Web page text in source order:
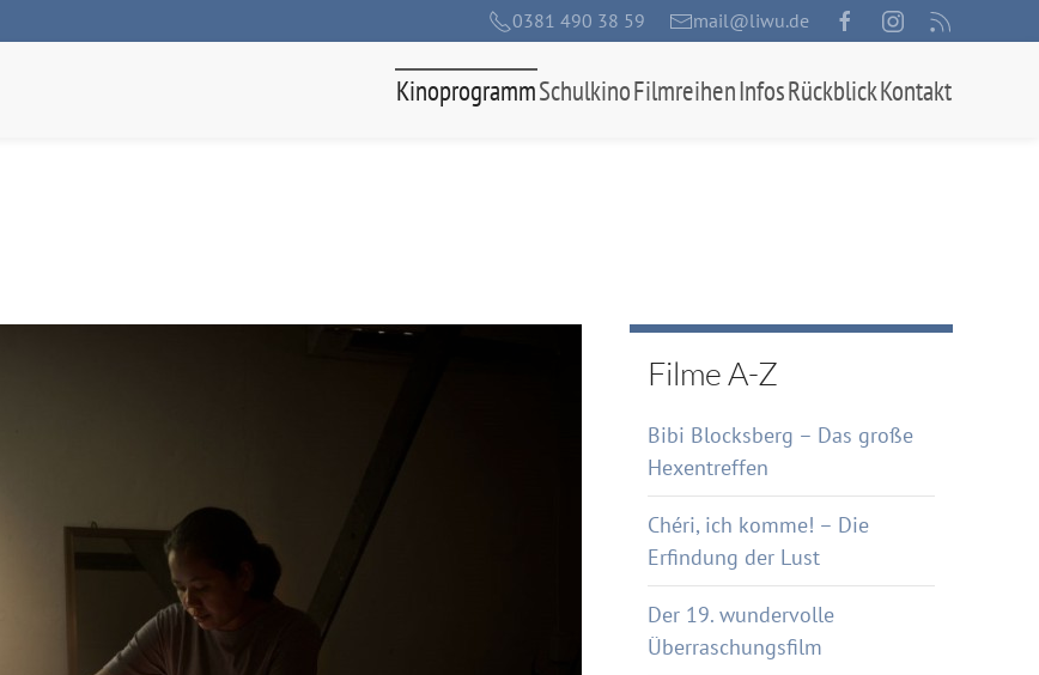
0381 490 38 59 mail@liwu.de
KinoprogrammSchulkinoFilmreihenInfosRückblickKontakt
Filme A-Z
Bibi Blocksberg – Das große
Hexentreffen
Chéri, ich komme! – Die
Erfindung der Lust
Der 19. wundervolle
Überraschungsfilm